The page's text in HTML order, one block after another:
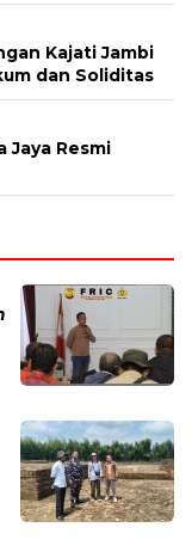
Kajati Jambi
dan Soliditas
Jaya Resmi